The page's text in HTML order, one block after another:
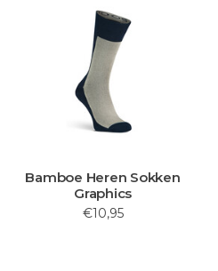
Bamboe Heren Sokken
Graphics
€10,95